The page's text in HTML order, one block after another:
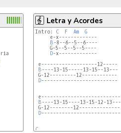
Letra y Acordes
Intro: C F Am
G
     e-x-------------
B-8--6--5--6----
     G-5--5--5--5----
D-x-------------
e-------------------12-----
B----13-15-----13-15--13---
G-12---------12------------
D--------------------------
e---------------------------
B----13-15----13-15-12-13---
G-12--------12--------------
D---------------------------
C